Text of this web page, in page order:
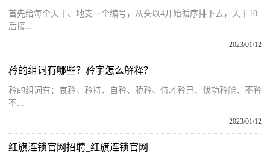
首先给每个天干、地支一个编号，从头以4开始循序排下去，天干10
后接...
2023/01/12
矜的组词有哪些？矜字怎么解释？
矜的组词有：哀矜、矜持、自矜、骄矜、恃才矜己、伐功矜能、不矜
不...
2023/01/12
红旗连锁官网招聘_红旗连锁官网